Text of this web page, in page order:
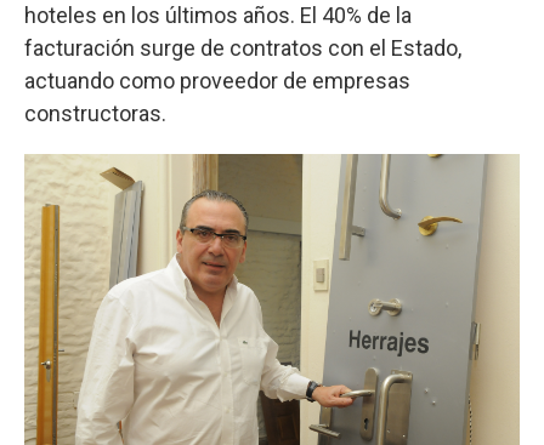
hoteles en los últimos años. El 40% de la
facturación surge de contratos con el Estado,
actuando como proveedor de empresas
constructoras.